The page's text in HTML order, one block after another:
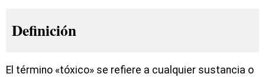
Definición
El término «tóxico» se refiere a cualquier sustancia o